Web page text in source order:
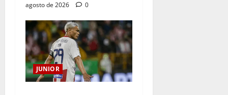
agosto de 2026
0
JUNIOR